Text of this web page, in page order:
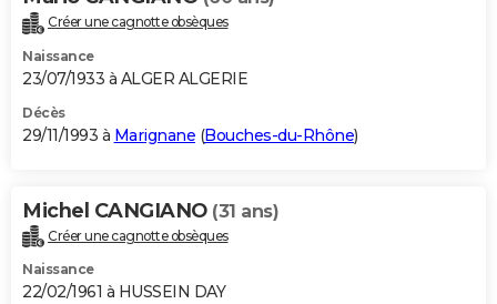
Créer une cagnotte obsèques
Naissance
23/07/1933 à ALGER ALGERIE
Décès
29/11/1993 à Marignane (Bouches-du-Rhône)
Michel CANGIANO (31 ans)
Créer une cagnotte obsèques
Naissance
22/02/1961 à HUSSEIN DAY